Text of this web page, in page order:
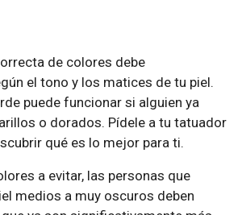
de colores debe
el tono y los matices de tu piel.
puede funcionar si alguien ya
o dorados. Pídele a tu tatuador
qué es lo mejor para ti.
a evitar, las personas que
medios a muy oscuros deben